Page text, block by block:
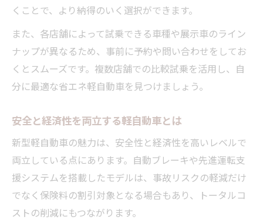
くことで、より納得のいく選択ができます。
また、各店舗によって試乗できる車種や展示車のライン
ナップが異なるため、事前に予約や問い合わせをしてお
くとスムーズです。複数店舗での比較試乗を活用し、自
分に最適な省エネ軽自動車を見つけましょう。
安全と経済性を両立する軽自動車とは
新型軽自動車の魅力は、安全性と経済性を高いレベルで
両立している点にあります。自動ブレーキや先進運転支
援システムを搭載したモデルは、事故リスクの軽減だけ
でなく保険料の割引対象となる場合もあり、トータルコ
ストの削減にもつながります。